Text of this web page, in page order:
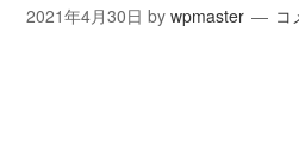
2021年4月30日 bywpmaster コ